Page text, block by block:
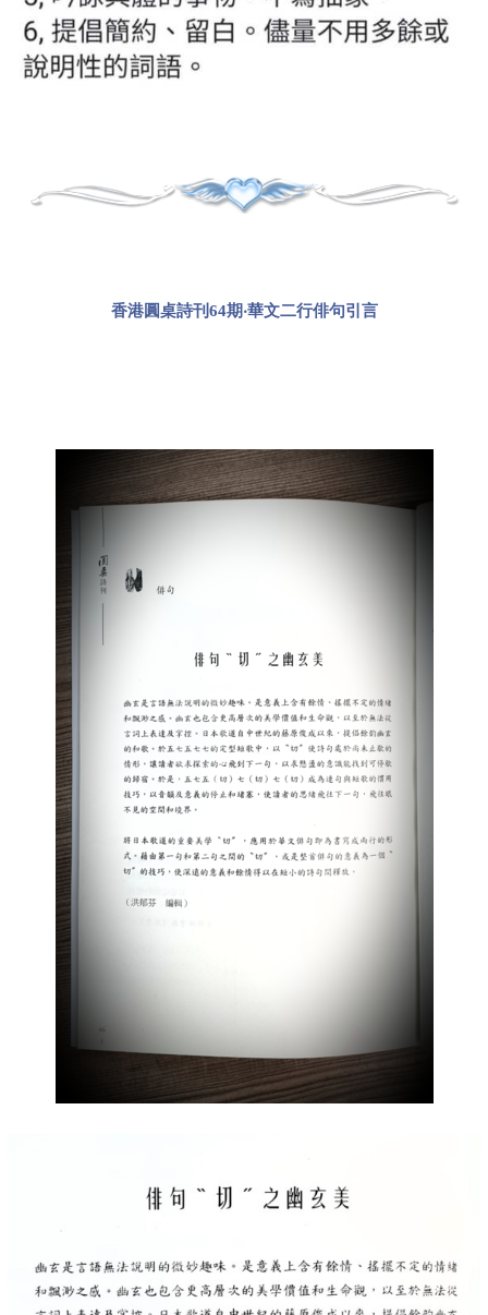
香港圓桌詩刊64期‧華文二行俳句引言